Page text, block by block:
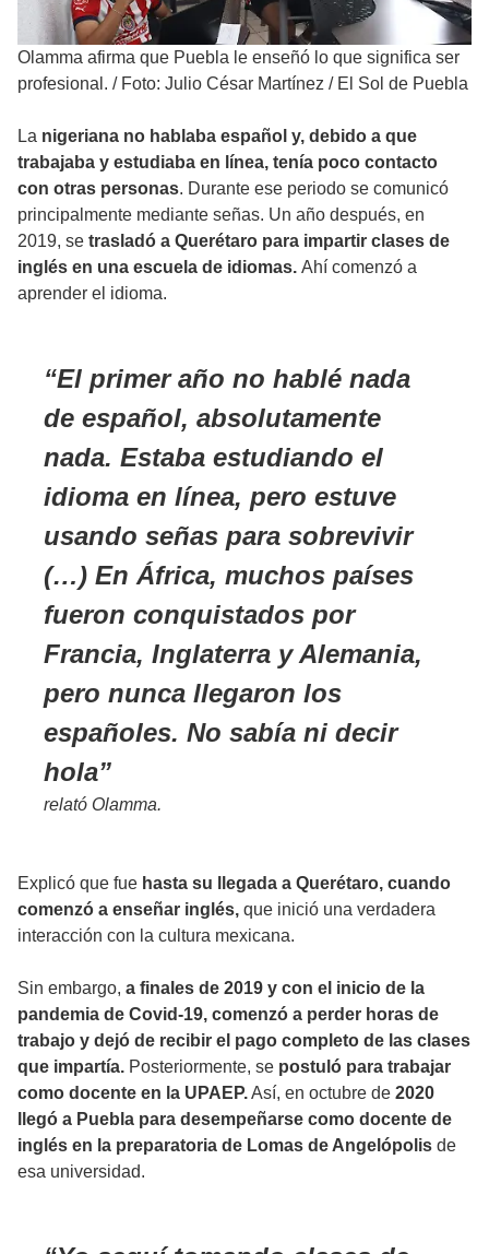
Olamma afirma que Puebla le enseñó lo que significa ser
profesional. / Foto: Julio César Martínez / El Sol de Puebla
La nigeriana no hablaba español y, debido a que
trabajaba y estudiaba en línea, tenía poco contacto
con otras personas. Durante ese periodo se comunicó
principalmente mediante señas. Un año después, en
2019, se trasladó a Querétaro para impartir clases de
inglés en una escuela de idiomas. Ahí comenzó a
aprender el idioma.
El primer año no hablé nada
de español, absolutamente
nada. Estaba estudiando el
idioma en línea, pero estuve
usando señas para sobrevivir
(…) En África, muchos países
fueron conquistados por
Francia, Inglaterra y Alemania,
pero nunca llegaron los
españoles. No sabía ni decir
hola
relató Olamma.
Explicó que fue hasta su llegada a Querétaro, cuando
comenzó a enseñar inglés, que inició una verdadera
interacción con la cultura mexicana.
Sin embargo, a finales de 2019 y con el inicio de la
pandemia de Covid-19, comenzó a perder horas de
trabajo y dejó de recibir el pago completo de las clases
que impartía. Posteriormente, se postuló para trabajar
como docente en la UPAEP.Así, en octubre de 2020
llegó a Puebla para desempeñarse como docente de
inglés en la preparatoria de Lomas de Angelópolis de
esa universidad.